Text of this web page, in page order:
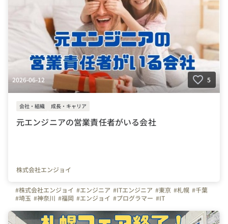
2026-06-12 5
会社・組織 成長・キャリア
元エンジニアの営業責任者がいる会社
株式会社エンジョイ
#株式会社エンジョイ #エンジニア #ITエンジニア #東京 #札幌 #千葉
#埼玉 #神奈川 #福岡 #エンジョイ #プログラマー #IT